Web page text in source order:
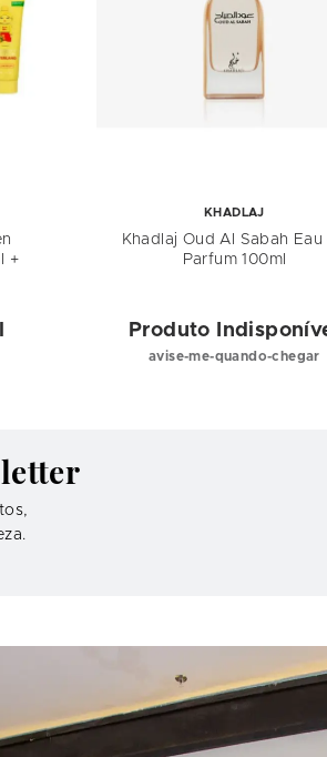
+
KHADLAJ
Khadlaj Oud Al Sabah Eau
Parfum 100ml
Produto
avise-me-quando-chegar